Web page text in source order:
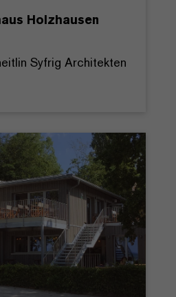
Holzhausen
Syfrig Architekten